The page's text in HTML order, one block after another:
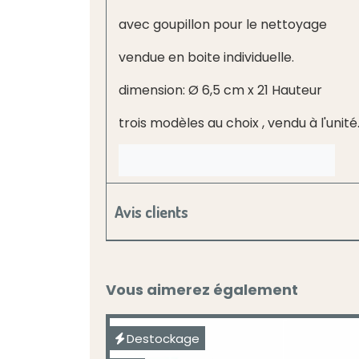
avec goupillon pour le nettoyage
vendue en boite individuelle.
dimension: Ø 6,5 cm x 21 Hauteur
trois modèles au choix , vendu à l'unité.
Avis clients
Vous aimerez également
Destockage